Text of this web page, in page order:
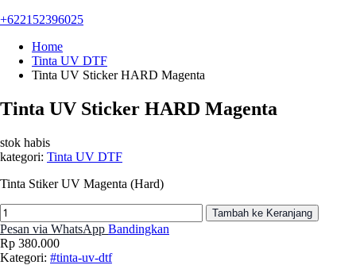
+622152396025
Home
Tinta UV DTF
Tinta UV Sticker HARD Magenta
Tinta UV Sticker HARD Magenta
stok habis
kategori: Tinta UV DTF
Tinta Stiker UV Magenta (Hard)
Tambah ke Keranjang
Pesan via WhatsApp Bandingkan
Rp 380.000
Kategori: #tinta-uv-dtf